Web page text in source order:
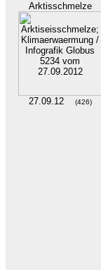
Arktisschmelze
27.09.12 (426)